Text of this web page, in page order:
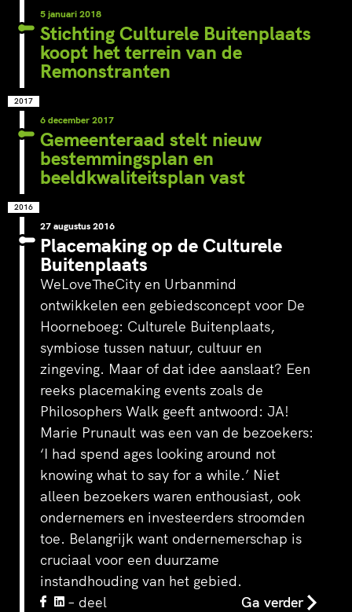
‘s-Hertogenbosch is een
waterstad. De Bossche
Stadsdelta is de plek waar de
Dommel, Aa, Binnendieze en
Zuid-Willemsvaart
samenvloeien in de…
wirwar
het
5 januari 2018
Stichting Culturele Buitenplaats
koopt het terrein van de
Remonstranten
2017
6 december 2017
Gemeenteraad stelt nieuw
bestemmingsplan en
beeldkwaliteitsplan vast
2016
27 augustus 2016
Placemaking op de Culturele
Buitenplaats
WeLoveTheCity en Urbanmind
ontwikkelen een gebiedsconcept voor De
Hoorneboeg: Culturele Buitenplaats,
symbiose tussen natuur, cultuur en
zingeving. Maar of dat idee aanslaat? Een
reeks placemaking events zoals de
Philosophers Walk geeft antwoord: JA!
Marie Prunault was een van de bezoekers:
‘I had spend ages looking around not
knowing what to say for a while.’ Niet
alleen bezoekers waren enthousiast, ook
ondernemers en investeerders stroomden
toe. Belangrijk want ondernemerschap is
cruciaal voor een duurzame
instandhouding van het gebied.
– deel
Ga verder